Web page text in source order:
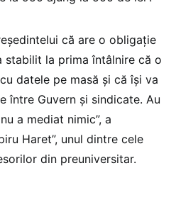
că are o obligație
stabilit la prima întâlnire că o
datele pe masă și că își va
între Guvern și sindicate. Au
a mediat nimic”, a
Haret”, unul dintre cele
din preuniversitar.